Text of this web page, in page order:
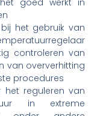
het gebruik van
controleren van
van oververhitting
procedures
het reguleren van
in extreme